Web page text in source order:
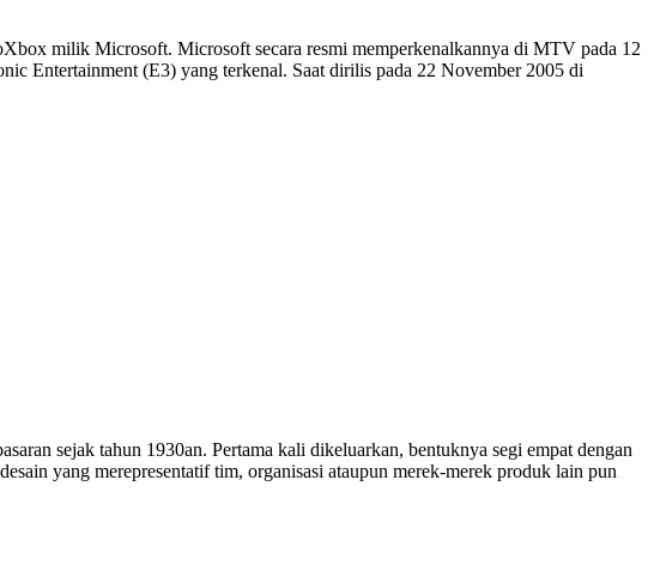
milik Microsoft. Microsoft secara resmi memperkenalkannya di MTV pada 12
Entertainment (E3) yang terkenal. Saat dirilis pada 22 November 2005 di
sejak tahun 1930an. Pertama kali dikeluarkan, bentuknya segi empat dengan
yang merepresentatif tim, organisasi ataupun merek-merek produk lain pun